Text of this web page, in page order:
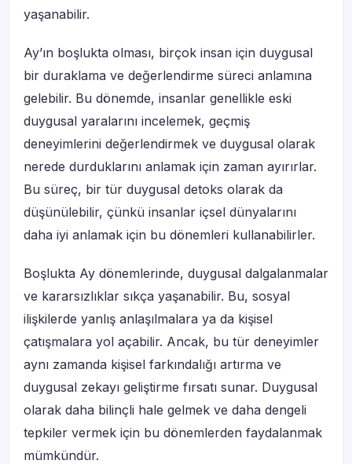
yaşanabilir.
Ay’ın boşlukta olması, birçok insan için duygusal
bir duraklama ve değerlendirme süreci anlamına
gelebilir. Bu dönemde, insanlar genellikle eski
duygusal yaralarını incelemek, geçmiş
deneyimlerini değerlendirmek ve duygusal olarak
nerede durduklarını anlamak için zaman ayırırlar.
Bu süreç, bir tür duygusal detoks olarak da
düşünülebilir, çünkü insanlar içsel dünyalarını
daha iyi anlamak için bu dönemleri kullanabilirler.
Boşlukta Ay dönemlerinde, duygusal dalgalanmalar
ve kararsızlıklar sıkça yaşanabilir. Bu, sosyal
ilişkilerde yanlış anlaşılmalara ya da kişisel
çatışmalara yol açabilir. Ancak, bu tür deneyimler
aynı zamanda kişisel farkındalığı artırma ve
duygusal zekayı geliştirme fırsatı sunar. Duygusal
olarak daha bilinçli hale gelmek ve daha dengeli
tepkiler vermek için bu dönemlerden faydalanmak
mümkündür.